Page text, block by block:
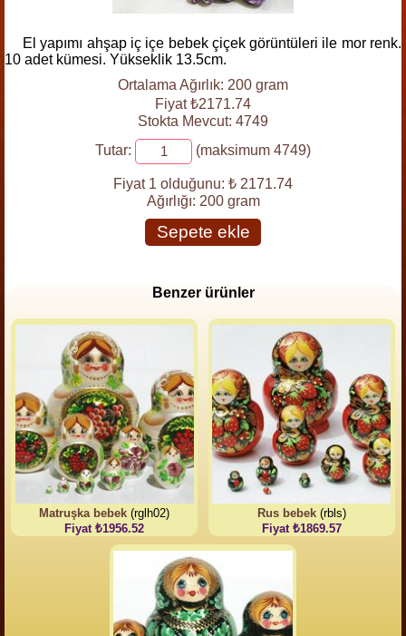
El yapımı ahşap iç içe bebek çiçek görüntüleri ile mor renk.
10 adet kümesi. Yükseklik 13.5cm.
Ortalama Ağırlık: 200 gram
Fiyat ₺2171.74
Stokta Mevcut: 4749
Tutar:
(maksimum 4749)
Fiyat 1 olduğunu: ₺ 2171.74
Ağırlığı: 200 gram
Sepete ekle
Benzer ürünler
Matruşka bebek (rglh02)
Fiyat ₺1956.52
Rus bebek(rbls)
Fiyat ₺1869.57